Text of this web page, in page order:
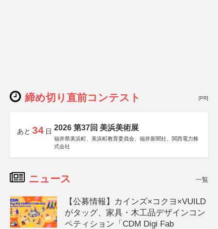
締め切り直前コンテスト [PR]
あと 34 日 2026 第37回 美浜美術展
福井県美浜町、美浜町教育委員会、福井新聞社、関西電力株
式会社
ニュース 一覧
【公募情報】カインズ×コクヨ×VUILD
がタッグ、家具・木工品デザインコン
ペティション「CDM Digi Fab